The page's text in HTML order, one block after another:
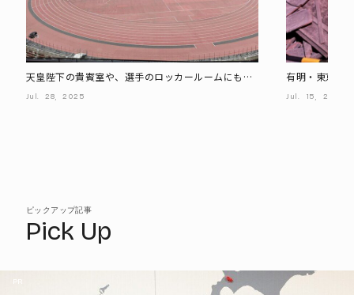
天皇陛下の貴賓室や、選手のロッカールームにも入
れる“国立競技場スタジアムツアー”
Jul. 28, 2025
有明・東京臨
災後のリアル
Jul. 15, 2025
ピックアップ記事
Pick Up
PR